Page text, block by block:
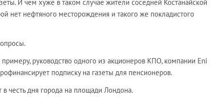
И чем хуже в таком случае жители соседней Костанайской
нет нефтяного месторождения и такого же покладистого
руководство одного из акционеров КПО, компании Eni
подписку на газеты для пенсионеров.
честь дня города на площади Лондона.